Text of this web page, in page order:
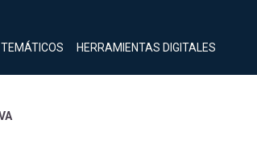
HERRAMIENTAS DIGITALES